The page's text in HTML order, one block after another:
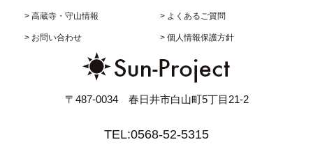
> 高蔵寺・守山情報 > よくあるご質問
> お問い合わせ > 個人情報保護方針
〒487-0034 春日井市白山町5丁目21-2
TEL:0568-52-5315